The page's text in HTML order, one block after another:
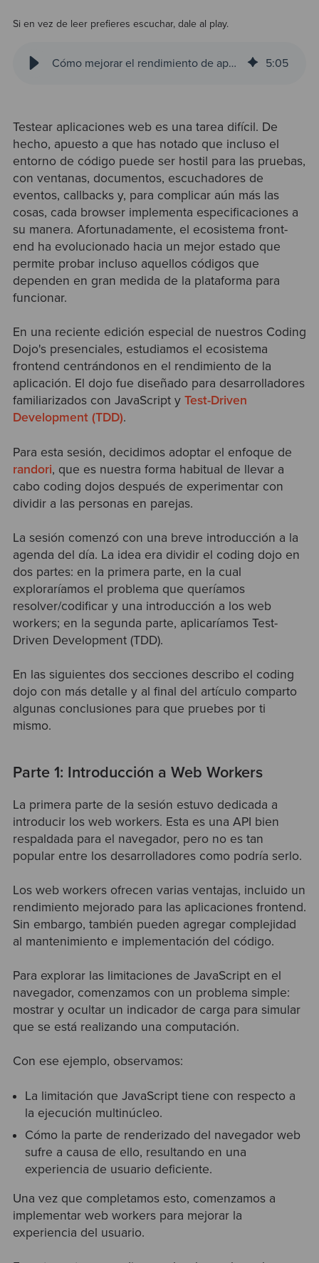
Si en vez de leer prefieres escuchar, dale al play.
Cómo mejorar el rendimiento de apps front-end con Web Workers y TDD 5:05
Testear aplicaciones web es una tarea difícil. De
hecho, apuesto a que has notado que incluso el
entorno de código puede ser hostil para las pruebas,
con ventanas, documentos, escuchadores de
eventos, callbacks y, para complicar aún más las
cosas, cada browser implementa especificaciones a
su manera. Afortunadamente, el ecosistema front-
end ha evolucionado hacia un mejor estado que
permite probar incluso aquellos códigos que
dependen en gran medida de la plataforma para
funcionar.
En una reciente edición especial de nuestros Coding
Dojo's presenciales, estudiamos el ecosistema
frontend centrándonos en el rendimiento de la
aplicación. El dojo fue diseñado para desarrolladores
familiarizados con JavaScript y Test-Driven
Development (TDD).
Para esta sesión, decidimos adoptar el enfoque de
randori, que es nuestra forma habitual de llevar a
cabo coding dojos después de experimentar con
dividir a las personas en parejas.
La sesión comenzó con una breve introducción a la
agenda del día. La idea era dividir el coding dojo en
dos partes: en la primera parte, en la cual
exploraríamos el problema que queríamos
resolver/codificar y una introducción a los web
workers; en la segunda parte, aplicaríamos Test-
Driven Development (TDD).
En las siguientes dos secciones describo el coding
dojo con más detalle y al final del artículo comparto
algunas conclusiones para que pruebes por ti
mismo.
Parte 1: Introducción a Web Workers
La primera parte de la sesión estuvo dedicada a
introducir los web workers. Esta es una API bien
respaldada para el navegador, pero no es tan
popular entre los desarrolladores como podría serlo.
Los web workers ofrecen varias ventajas, incluido un
rendimiento mejorado para las aplicaciones frontend.
Sin embargo, también pueden agregar complejidad
al mantenimiento e implementación del código.
Para explorar las limitaciones de JavaScript en el
navegador, comenzamos con un problema simple:
mostrar y ocultar un indicador de carga para simular
que se está realizando una computación.
Con ese ejemplo, observamos:
La limitación que JavaScript tiene con respecto a
la ejecución multinúcleo.
Cómo la parte de renderizado del navegador web
sufre a causa de ello, resultando en una
experiencia de usuario deficiente.
Una vez que completamos esto, comenzamos a
implementar web workers para mejorar la
experiencia del usuario.